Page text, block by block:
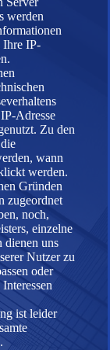
werden
Ihre IP-
Adresse
Zu den
wann
werden.
Gründen
zugeordnet
noch,
einzelne
dienen uns
Nutzer zu
oder
ist leider